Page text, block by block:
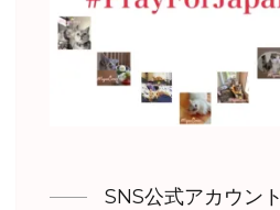
SNS公式アカウント